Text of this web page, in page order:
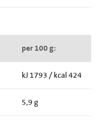
per 100 g:
kJ 1793 / kcal 424
5,9 g